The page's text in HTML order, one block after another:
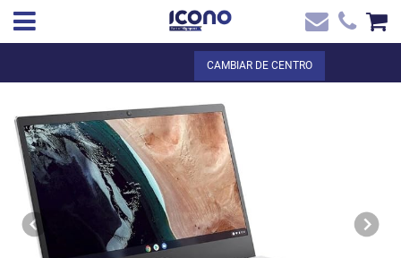
VER LA CESTA
ES ✖
Inicio
Contacto
CAMBIAR DE CENTRO